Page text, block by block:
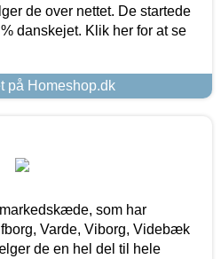
de over nettet. De startede
danskejet. Klik her for at se
på Homeshop.dk
som har
Varde, Viborg, Videbæk
de en hel del til hele